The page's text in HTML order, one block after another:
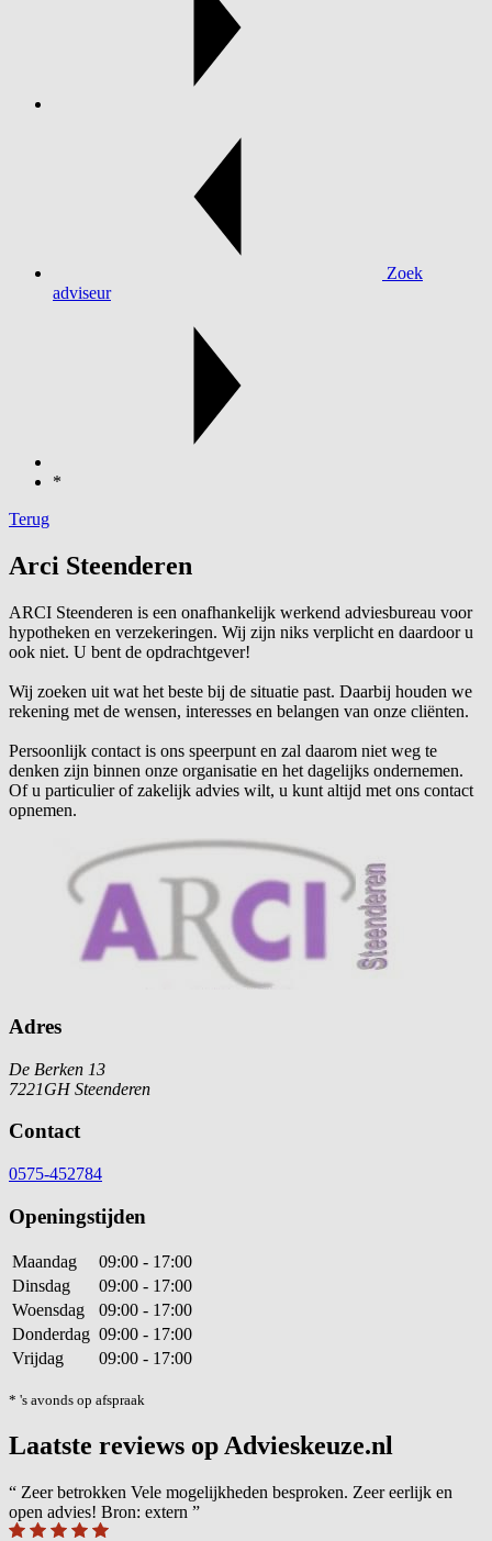
Zoek
adviseur
*
Terug
Arci Steenderen
ARCI Steenderen is een onafhankelijk werkend adviesbureau voor
hypotheken en verzekeringen. Wij zijn niks verplicht en daardoor u
ook niet. U bent de opdrachtgever!
Wij zoeken uit wat het beste bij de situatie past. Daarbij houden we
rekening met de wensen, interesses en belangen van onze cliënten.
Persoonlijk contact is ons speerpunt en zal daarom niet weg te
denken zijn binnen onze organisatie en het dagelijks ondernemen.
Of u particulier of zakelijk advies wilt, u kunt altijd met ons contact
opnemen.
Adres
De Berken 13
7221GH Steenderen
Contact
0575-452784
Openingstijden
Maandag
09:00 - 17:00
Dinsdag
09:00 - 17:00
Woensdag
09:00 - 17:00
Donderdag 09:00 - 17:00
Vrijdag
09:00 - 17:00
* 's avonds op afspraak
Laatste reviews op Advieskeuze.nl
“ Zeer betrokken Vele mogelijkheden besproken. Zeer eerlijk en
open advies! Bron: extern ”